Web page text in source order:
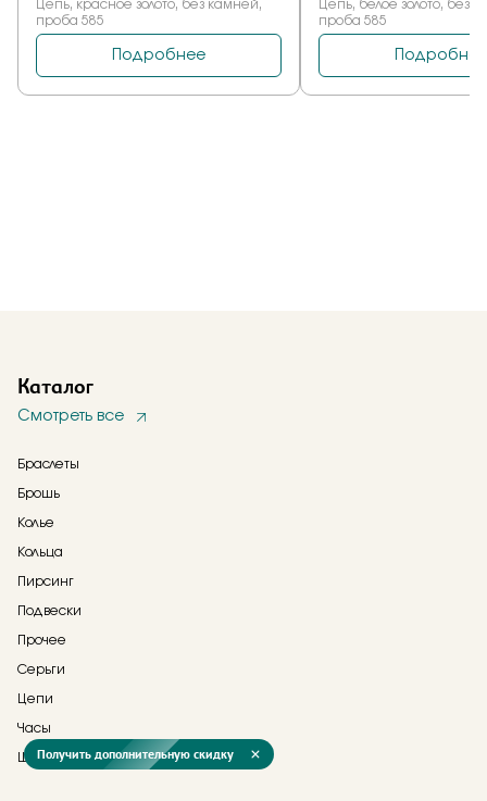
Каталог
Смотреть все
Браслеты
Брошь
Колье
Кольца
Пирсинг
Подвески
Прочее
Серьги
Цепи
Часы
Шнурки
Получить дополнительную скидку